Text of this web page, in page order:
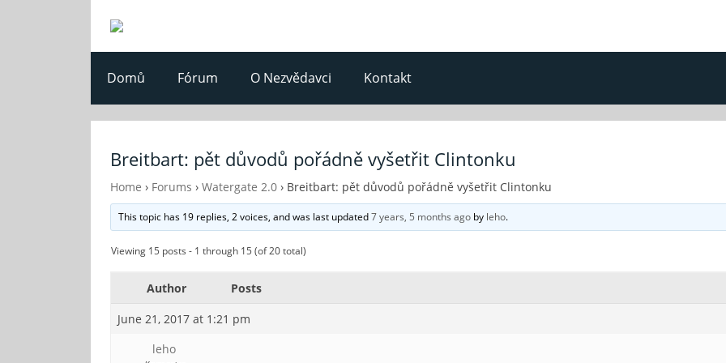
Domů Fórum O Nezvědavci Kontakt
Breitbart: pět důvodů pořádně vyšetřit Clintonku
Home › Forums › Watergate 2.0 › Breitbart: pět důvodů pořádně vyšetřit Clintonku
This topic has 19 replies, 2 voices, and was last updated7 years, 5 months ago by leho.
Viewing 15 posts - 1 through 15 (of 20 total)
Author
Posts
June 21, 2017 at 1:21 pm
leho